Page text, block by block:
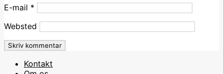
E-mail *
Websted
Kontakt